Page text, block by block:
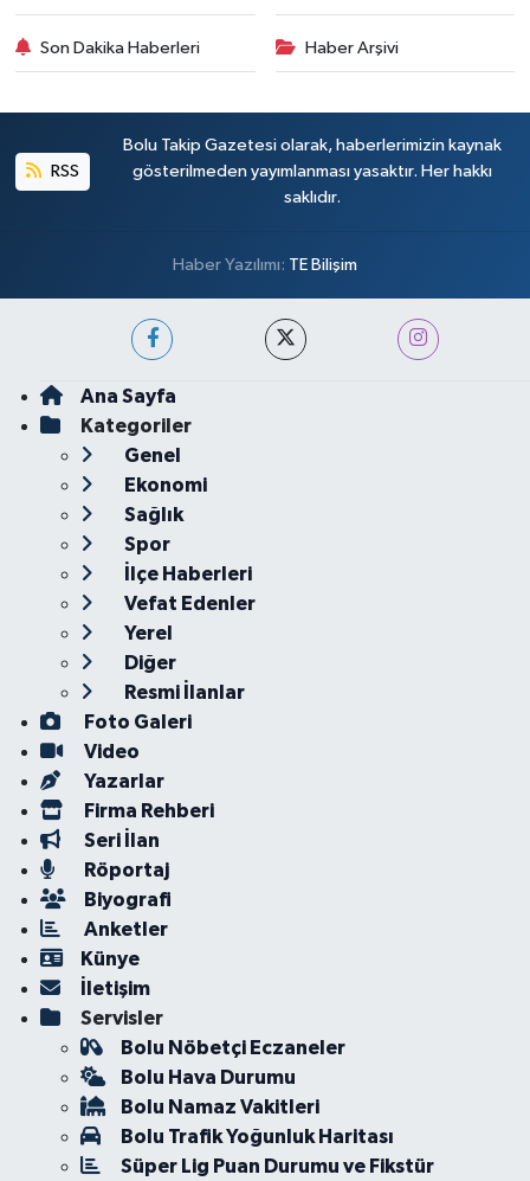
Son Dakika Haberleri Haber Arşivi
RSS
Bolu Takip Gazetesi olarak, haberlerimizin kaynak
gösterilmeden yayımlanması yasaktır. Her hakkı
saklıdır.
Haber Yazılımı: TE Bilişim
Ana Sayfa
Kategoriler
Genel
Ekonomi
Sağlık
Spor
İlçe Haberleri
Vefat Edenler
Yerel
Diğer
Resmi İlanlar
Foto Galeri
Video
Yazarlar
Firma Rehberi
Seri İlan
Röportaj
Biyografi
Anketler
Künye
İletişim
Servisler
Bolu Nöbetçi Eczaneler
Bolu Hava Durumu
Bolu Namaz Vakitleri
Bolu Trafik Yoğunluk Haritası
Süper Lig Puan Durumu ve Fikstür